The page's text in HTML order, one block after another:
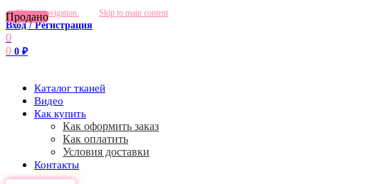
Skip to navigation Skip to main content
Вход / Регистрация
0
0 0 ₽
Каталог тканей
Видео
Как купить
Как оформить заказ
Как оплатить
Условия доставки
Контакты
Продано